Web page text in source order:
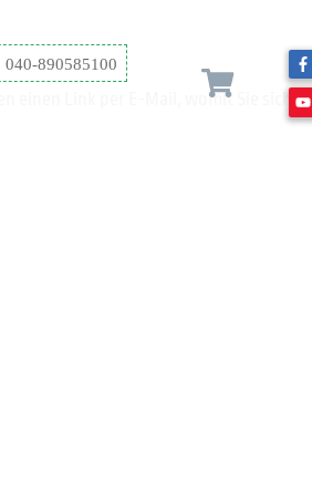
040-890585100
einen Link per E-Mail, womit Sie sich ein